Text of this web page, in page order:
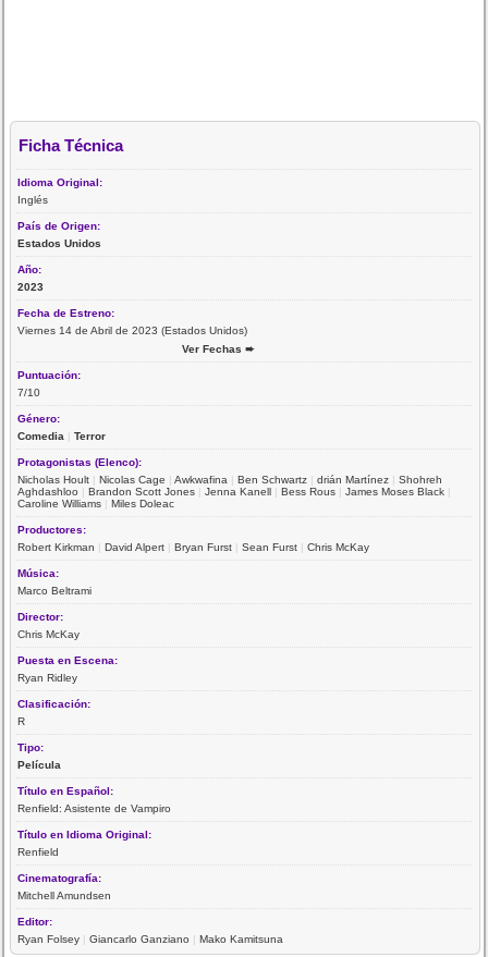
Ficha Técnica
Idioma Original:
Inglés
País de Origen:
Estados Unidos
Año:
2023
Fecha de Estreno:
Viernes 14 de Abril de 2023 (Estados Unidos)
Ver Fechas ➨
Puntuación:
7/10
Género:
Comedia |Terror
Protagonistas (Elenco):
Nicholas Hoult |Nicolas Cage |Awkwafina |Ben Schwartz |drián Martínez |Shohreh
Aghdashloo |Brandon Scott Jones |Jenna Kanell |Bess Rous |James Moses Black |
Caroline Williams |Miles Doleac
Productores:
Robert Kirkman |David Alpert |Bryan Furst |Sean Furst |Chris McKay
Música:
Marco Beltrami
Director:
Chris McKay
Puesta en Escena:
Ryan Ridley
Clasificación:
R
Tipo:
Película
Título en Español:
Renfield: Asistente de Vampiro
Título en Idioma Original:
Renfield
Cinematografía:
Mitchell Amundsen
Editor:
Ryan Folsey |Giancarlo Ganziano |Mako Kamitsuna